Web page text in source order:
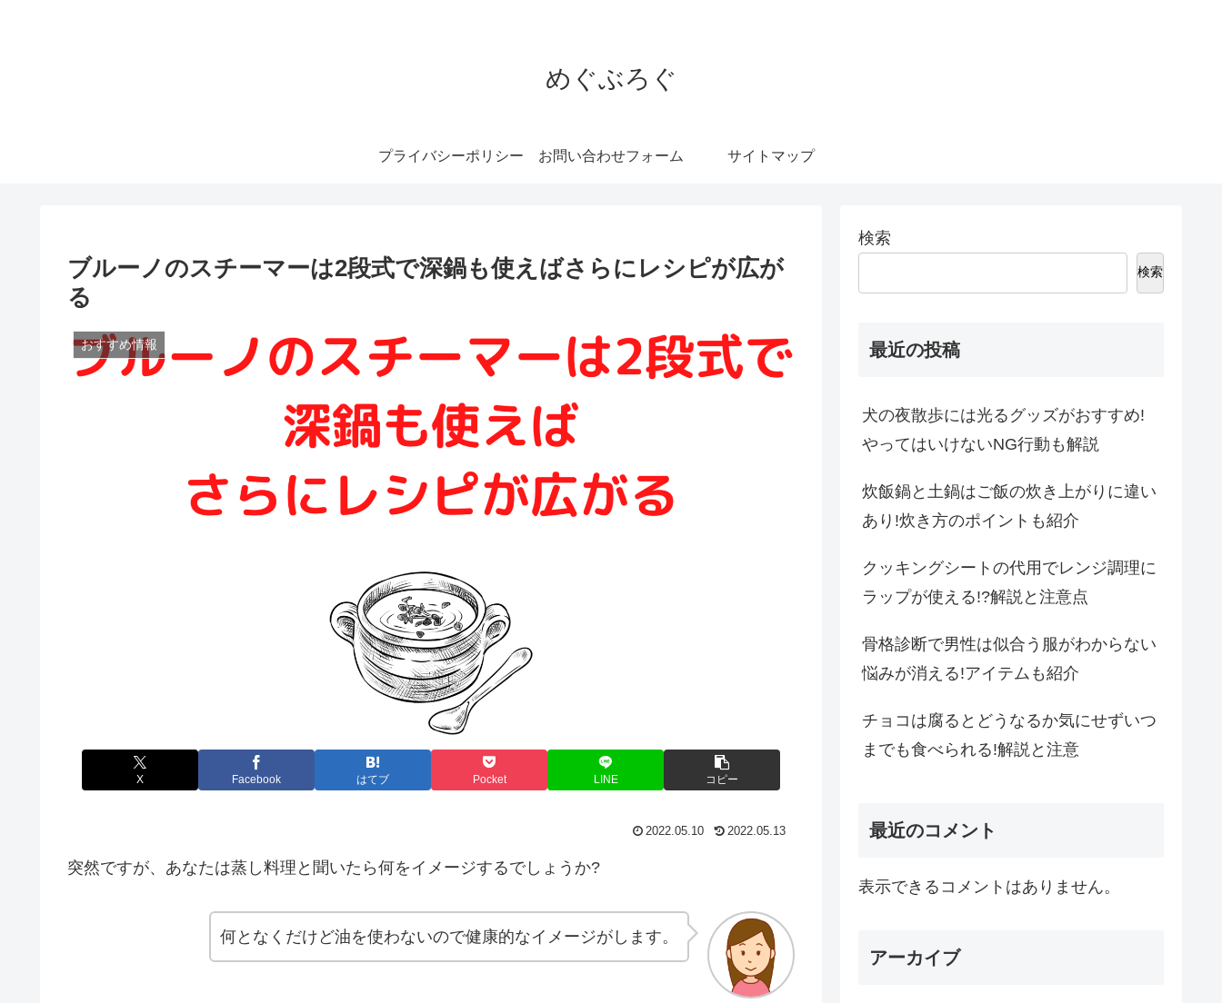
めぐぶろぐ
プライバシーポリシー お問い合わせフォーム サイトマップ
ブルーノのスチーマーは2段式で深鍋も使えばさらにレシピが広が
る
おすすめ情報
X Facebook はてブ Pocket LINE コピー
2022.05.10 2022.05.13
突然ですが、あなたは蒸し料理と聞いたら何をイメージするでしょうか?
何となくだけど油を使わないので健康的なイメージがします。
検索
検索
最近の投稿
犬の夜散歩には光るグッズがおすすめ!
やってはいけないNG行動も解説
炊飯鍋と土鍋はご飯の炊き上がりに違い
あり!炊き方のポイントも紹介
クッキングシートの代用でレンジ調理に
ラップが使える!?解説と注意点
骨格診断で男性は似合う服がわからない
悩みが消える!アイテムも紹介
チョコは腐るとどうなるか気にせずいつ
までも食べられる!解説と注意
最近のコメント
表示できるコメントはありません。
アーカイブ